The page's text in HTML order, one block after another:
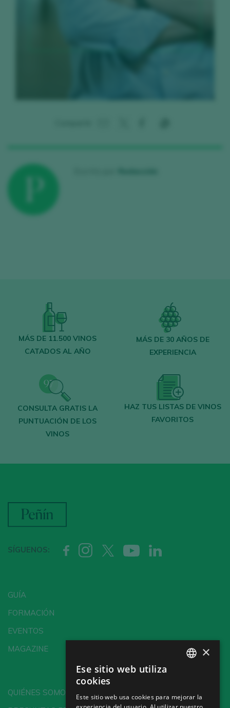
MÁS DE 11.500 VINOS
CATADOS AL AÑO
MÁS DE 30 AÑOS DE
EXPERIENCIA
CONSULTA GRATIS LA
PUNTUACIÓN DE LOS
VINOS
HAZ TUS LISTAS DE VINOS
FAVORITOS
SÍGUENOS:
GUÍA
FORMACIÓN
EVENTOS
MAGAZINE
QUIÉNES SOMOS
×
Ese sitio web utiliza
cookies
Este sitio web usa cookies para mejorar la